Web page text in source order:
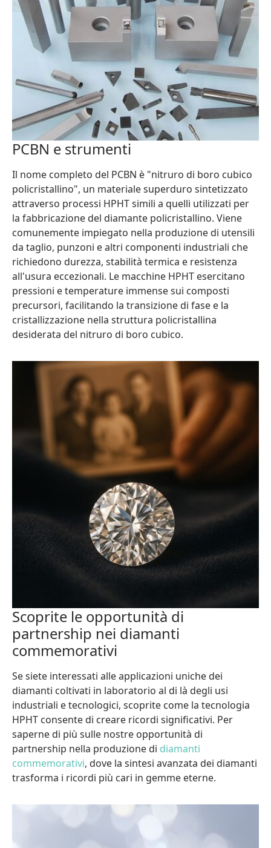
PCBN e strumenti
Il nome completo del PCBN è "nitruro di boro cubico
policristallino", un materiale superduro sintetizzato
attraverso processi HPHT simili a quelli utilizzati per
la fabbricazione del diamante policristallino. Viene
comunemente impiegato nella produzione di utensili
da taglio, punzoni e altri componenti industriali che
richiedono durezza, stabilità termica e resistenza
all'usura eccezionali. Le macchine HPHT esercitano
pressioni e temperature immense sui composti
precursori, facilitando la transizione di fase e la
cristallizzazione nella struttura policristallina
desiderata del nitruro di boro cubico.
Scoprite le opportunità di
partnership nei diamanti
commemorativi
Se siete interessati alle applicazioni uniche dei
diamanti coltivati in laboratorio al di là degli usi
industriali e tecnologici, scoprite come la tecnologia
HPHT consente di creare ricordi significativi. Per
saperne di più sulle nostre opportunità di
partnership nella produzione di diamanti
commemorativi, dove la sintesi avanzata dei diamanti
trasforma i ricordi più cari in gemme eterne.